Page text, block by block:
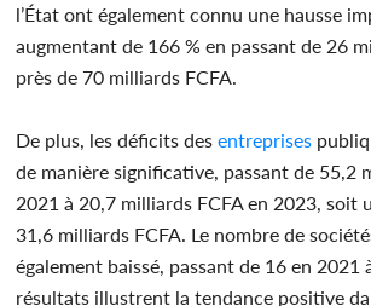
l’État ont également connu une hausse
augmentant de 166 % en passant de 26
près de 70 milliards FCFA.
De plus, les déficits des entreprises
de manière significative, passant de 55,2
2021 à 20,7 milliards FCFA en 2023, soit
31,6 milliards FCFA. Le nombre de
également baissé, passant de 16 en 2021
résultats illustrent la tendance positive